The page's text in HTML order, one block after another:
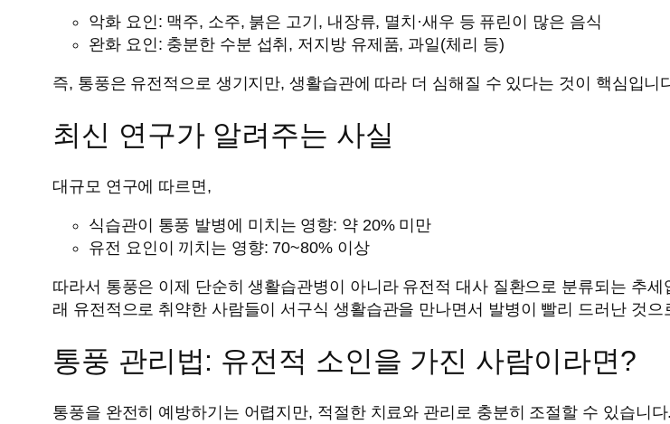
악화 요인: 맥주, 소주, 붉은 고기, 내장류, 멸치·새우 등 퓨린이 많은 음식
완화 요인: 충분한 수분 섭취, 저지방 유제품, 과일(체리 등)
즉, 통풍은 유전적으로 생기지만, 생활습관에 따라 더 심해질 수 있다는 것이 핵심입니
최신 연구가 알려주는 사실
대규모 연구에 따르면,
식습관이 통풍 발병에 미치는 영향: 약 20% 미만
유전 요인이 끼치는 영향: 70~80% 이상
따라서 통풍은 이제 단순히 생활습관병이 아니라 유전적 대사 질환으로 분류되는 추
래 유전적으로 취약한 사람들이 서구식 생활습관을 만나면서 발병이 빨리 드러난 것으
통풍 관리법: 유전적 소인을 가진 사람이라면?
통풍을 완전히 예방하기는 어렵지만, 적절한 치료와 관리로 충분히 조절할 수 있습니다.